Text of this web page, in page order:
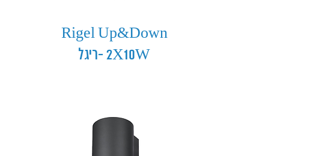
Rigel Up&Down
2X10W -ריגל